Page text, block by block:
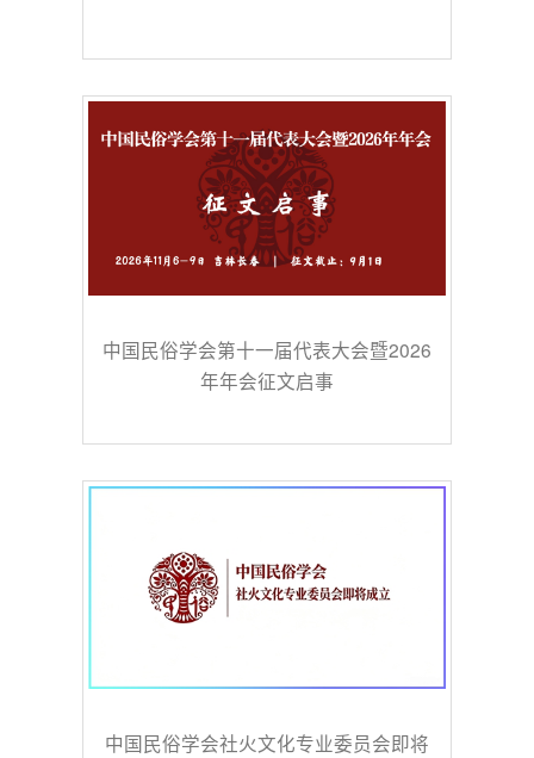
中国民俗学会第十一届代表大会暨2026
年年会征文启事
中国民俗学会社火文化专业委员会即将